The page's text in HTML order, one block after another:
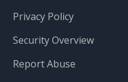
Privacy Policy
Security Overview
Report Abuse